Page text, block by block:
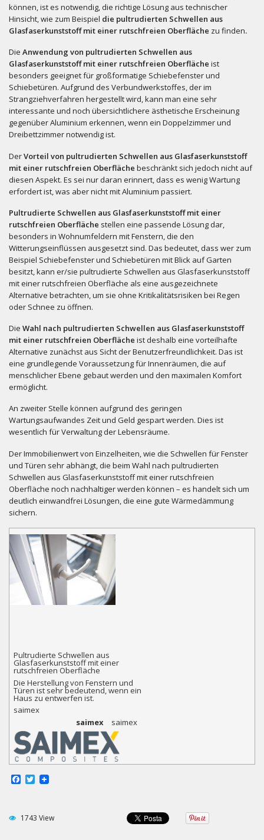
können, ist es notwendig, die richtige Lösung aus technischer
Hinsicht, wie zum Beispiel die pultrudierten Schwellen aus
Glasfaserkunststoff mit einer rutschfreien Oberfläche zu finden.
Die Anwendung von pultrudierten Schwellen aus
Glasfaserkunststoff mit einer rutschfreien Oberfläche ist
besonders geeignet für großformatige Schiebefenster und
Schiebetüren. Aufgrund des Verbundwerkstoffes, der im
Strangziehverfahren hergestellt wird, kann man eine sehr
interessante und noch übersichtlichere ästhetische Erscheinung
gegenüber Aluminium erkennen, wenn ein Doppelzimmer und
Dreibettzimmer notwendig ist.
DerVorteil von pultrudierten Schwellen aus Glasfaserkunststoff
mit einer rutschfreien Oberfläche beschränkt sich jedoch nicht auf
diesen Aspekt. Es sei nur daran erinnert, dass es wenig Wartung
erfordert ist, was aber nicht mit Aluminium passiert.
Pultrudierte Schwellen aus Glasfaserkunststoff mit einer
rutschfreien Oberfläche stellen eine passende Lösung dar,
besonders in Wohnumfeldern mit Fenstern, die den
Witterungseinflüssen ausgesetzt sind. Das bedeutet, dass wer zum
Beispiel Schiebefenster und Schiebetüren mit Blick auf Garten
besitzt, kann er/sie pultrudierte Schwellen aus Glasfaserkunststoff
mit einer rutschfreien Oberfläche als eine ausgezeichnete
Alternative betrachten, um sie ohne Kritikalitätsrisiken bei Regen
oder Schnee zu öffnen.
Die Wahl nach pultrudierten Schwellen aus Glasfaserkunststoff
mit einer rutschfreien Oberfläche ist deshalb eine vorteilhafte
Alternative zunächst aus Sicht der Benutzerfreundlichkeit. Das ist
eine grundlegende Voraussetzung für Innenräumen, die auf
menschlicher Ebene gebaut werden und den maximalen Komfort
ermöglicht.
An zweiter Stelle können aufgrund des geringen
Wartungsaufwandes Zeit und Geld gespart werden. Dies ist
wesentlich für Verwaltung der Lebensräume.
Der Immobilienwert von Einzelheiten, wie die Schwellen für Fenster
und Türen sehr abhängt, die beim Wahl nach pultrudierten
Schwellen aus Glasfaserkunststoff mit einer rutschfreien
Oberfläche noch nachhaltiger werden können – es handelt sich um
deutlich einwandfrei Lösungen, die eine gute Wärmedämmung
sichern.
Pultrudierte Schwellen aus
Glasfaserkunststoff mit einer
rutschfreien Oberfläche
Die Herstellung von Fenstern und
Türen ist sehr bedeutend, wenn ein
Haus zu entwerfen ist.
saimex
saimex
saimex
Facebook
Twitter
1743 View